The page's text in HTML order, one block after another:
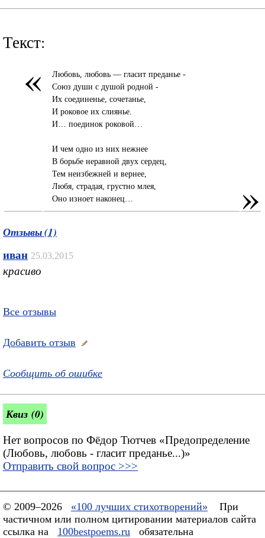
Текст:
«
Любовь, любовь — гласит преданье -
Союз души с душой родной -
Их соединенье, сочетанье,
И роковое их слиянье.
И… поединок роковой…
И чем одно из них нежнее
В борьбе неравной двух сердец,
Тем неизбежней и вернее,
Любя, страдая, грустно млея,
Оно изноет наконец…
»
Отзывы (1)
иван 25.03.2015
красиво
Все отзывы
Добавить отзыв
Сообщить об ошибке
Квиз (0)
Нет вопросов по Фёдор Тютчев «Предопределение
(Любовь, любовь - гласит преданье...)»
Отправить свой вопрос >>>
© 2009–2026 «100 лучших стихотворений»
При
частичном или полном цитировании материалов сайта
ссылка на
100bestpoems.ru
обязательна